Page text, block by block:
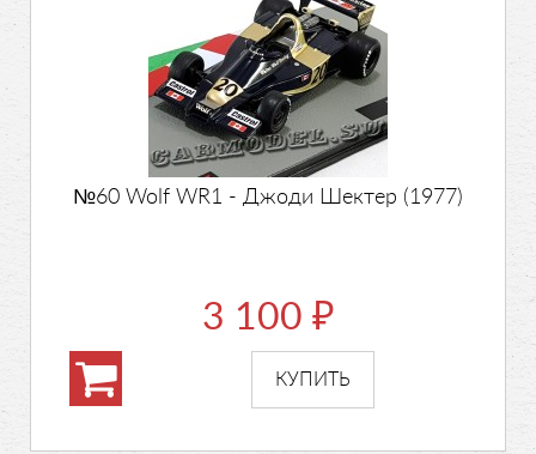
№60 Wolf WR1 - Джоди Шектер (1977)
3 100 ₽